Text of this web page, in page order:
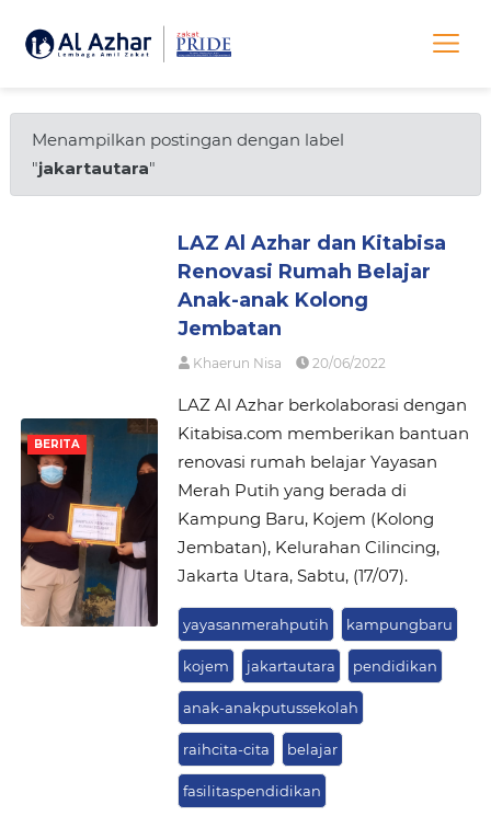
Menampilkan postingan dengan label
"jakartautara"
BERITA
LAZ Al Azhar dan Kitabisa
Renovasi Rumah Belajar
Anak-anak Kolong
Jembatan
Khaerun Nisa 20/06/2022
LAZ Al Azhar berkolaborasi dengan
Kitabisa.com memberikan bantuan
renovasi rumah belajar Yayasan
Merah Putih yang berada di
Kampung Baru, Kojem (Kolong
Jembatan), Kelurahan Cilincing,
Jakarta Utara, Sabtu, (17/07).
yayasanmerahputih kampungbaru
kojem jakartautara pendidikan
anak-anakputussekolah
raihcita-cita belajar
fasilitaspendidikan